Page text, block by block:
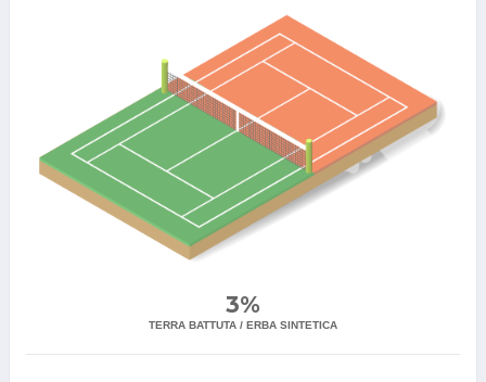
3%
TERRA BATTUTA / ERBA SINTETICA